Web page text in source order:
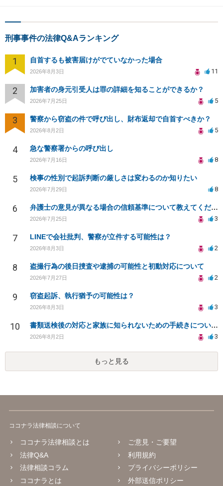
刑事事件の法律Q&Aランキング
1 自首するも被害届けがでていなかった場合
2026年8月3日 11
2 加害者の身元引受人は罪の詳細を知ることができるか？
2026年7月25日 5
3 警察から窃盗の件で呼び出し、財布返却で自首すべきか？
2026年8月2日 5
4 急な警察署からの呼び出し
2026年7月16日 8
5 検事の性別で起訴判断の厳しさは変わるのか知りたい
2026年7月29日 8
6 弁護士の意見が異なる場合の信頼基準について教えてください
2026年7月25日 3
7 LINEで会社批判、警察が立件する可能性は？
2026年8月3日 2
8 盗撮行為の後日捜査や逮捕の可能性と初動対応について
2026年7月27日 2
9 窃盗起訴、執行猶予の可能性は？
2026年8月3日 3
10 書類送検後の対応と家族に知られないための手続きについて相談
2026年8月2日 3
もっと見る
ココナラ法律相談について
ココナラ法律相談とは
法律Q&A
法律相談コラム
ココナラとは
ご意見・ご要望
利用規約
プライバシーポリシー
外部送信ポリシー